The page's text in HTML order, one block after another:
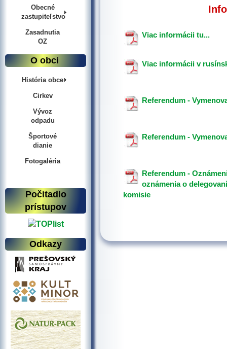
Obecné
zastupiteľstvo
Zasadnutia
OZ
O obci
História obce
Cirkev
Vývoz
odpadu
Športové
dianie
Fotogaléria
Počitadlo
prístupov
Odkazy
Viac informácii tu...
Viac informácii v
Referendum -
Referendum -
Referendum -
oznámenia o
komisie